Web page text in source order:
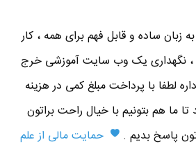
زبان ساده و قابل فهم برای همه ، کار
، نگهداری یک وب سایت آموزشی خرج
لطفا با پرداخت مبلغ کمی در هزینه
ما هم بتونیم با خیال راحت براتون
پاسخ بدیم .
حمایت مالی از علم